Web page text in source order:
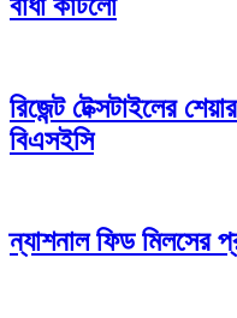
রিজেন্ট টেক্সটাইলের
বিএসইসি
ন্যাশনাল ফিড মিলসের